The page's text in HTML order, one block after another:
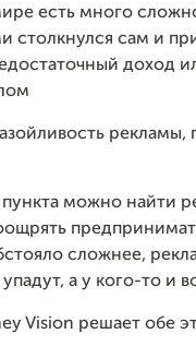
есть много
столкнулся сам и
доход
рекламы,
пункта можно найти
сложнее,
а у кого-то и
Vision решает обе